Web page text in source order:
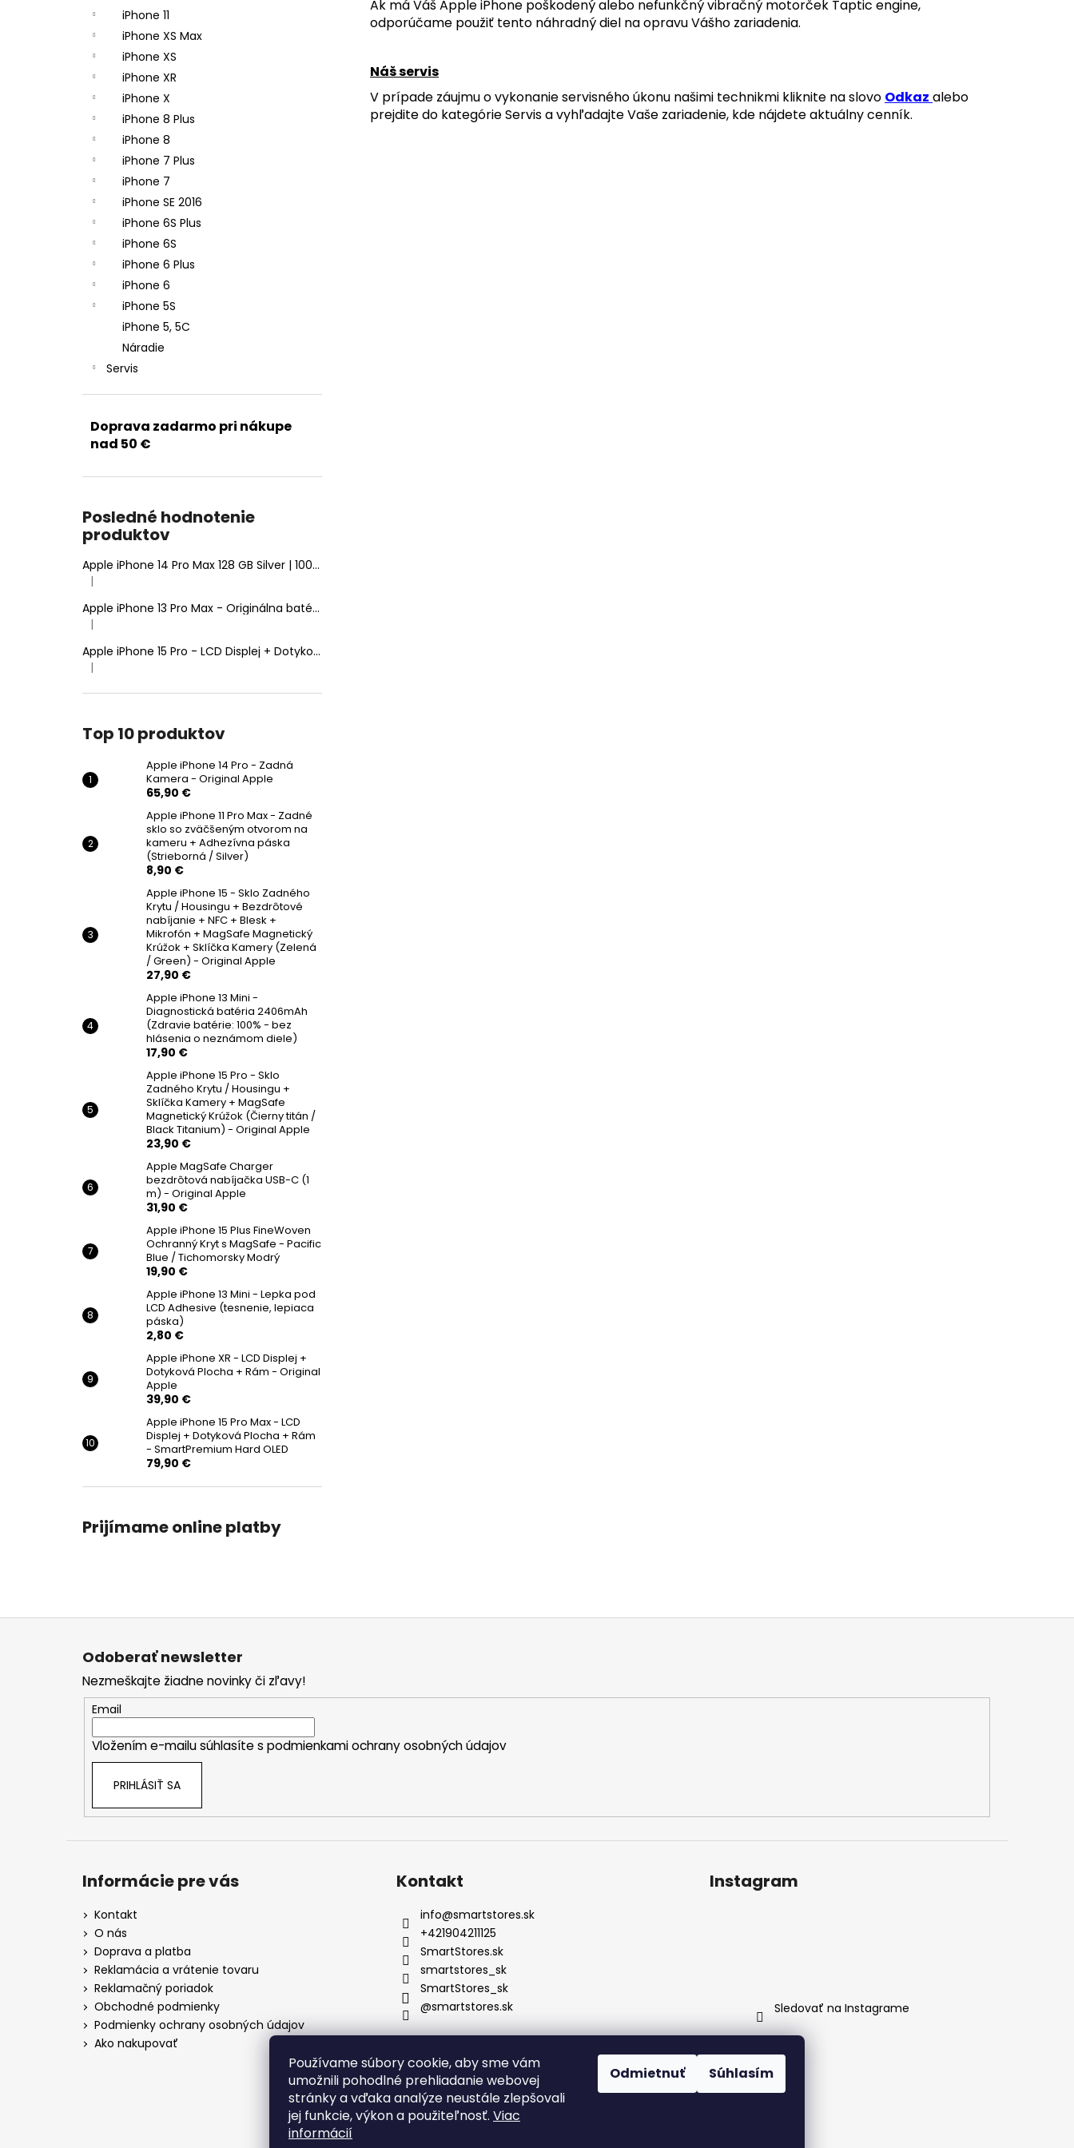
Používame súbory cookie, aby sme vám
umožnili pohodlné prehliadanie webovej
stránky a vďaka analýze neustále zlepšovali
jej funkcie, výkon a použiteľnosť. Viac
informácií
Odmietnuť Súhlasím
iPhone 11
iPhone XS Max
iPhone XS
iPhone XR
iPhone X
iPhone 8 Plus
iPhone 8
iPhone 7 Plus
iPhone 7
iPhone SE 2016
iPhone 6S Plus
iPhone 6S
iPhone 6 Plus
iPhone 6
iPhone 5S
iPhone 5, 5C
Náradie
Servis
Doprava zadarmo pri nákupe
nad 50 €
Posledné hodnotenie
produktov
Apple iPhone 14 Pro Max 128 GB Silver | 100% Zdravie batérie | Stav: A (Výborný)
Hodnotenie produktu je 5 z 5 hviezdičiek.
|
Apple iPhone 13 Pro Max - Originálna batéria 4352mAh (Zdravie batérie: 100% - bez hlásenia o neznámom diele)
Hodnotenie produktu je 5 z 5 hviezdičiek.
|
Apple iPhone 15 Pro - LCD Displej + Dotyková Plocha + Rám - SmartPremium Hard OLED
Hodnotenie produktu je 5 z 5 hviezdičiek.
|
Top 10 produktov
Apple iPhone 14 Pro - Zadná
Kamera - Original Apple
65,90 €
Apple iPhone 11 Pro Max - Zadné
sklo so zväčšeným otvorom na
kameru + Adhezívna páska
(Strieborná / Silver)
8,90 €
Apple iPhone 15 - Sklo Zadného
Krytu / Housingu + Bezdrôtové
nabíjanie + NFC + Blesk +
Mikrofón + MagSafe Magnetický
Krúžok + Sklíčka Kamery (Zelená
/ Green) - Original Apple
27,90 €
Apple iPhone 13 Mini -
Diagnostická batéria 2406mAh
(Zdravie batérie: 100% - bez
hlásenia o neznámom diele)
17,90 €
Apple iPhone 15 Pro - Sklo
Zadného Krytu / Housingu +
Sklíčka Kamery + MagSafe
Magnetický Krúžok (Čierny titán /
Black Titanium) - Original Apple
23,90 €
Apple MagSafe Charger
bezdrôtová nabíjačka USB-C (1
m) - Original Apple
31,90 €
Apple iPhone 15 Plus FineWoven
Ochranný Kryt s MagSafe - Pacific
Blue / Tichomorsky Modrý
19,90 €
Apple iPhone 13 Mini - Lepka pod
LCD Adhesive (tesnenie, lepiaca
páska)
2,80 €
Apple iPhone XR - LCD Displej +
Dotyková Plocha + Rám - Original
Apple
39,90 €
Apple iPhone 15 Pro Max - LCD
Displej + Dotyková Plocha + Rám
- SmartPremium Hard OLED
79,90 €
Prijímame online platby
Ak má Váš Apple iPhone poškodený alebo nefunkčný vibračný motorček Taptic engine,
odporúčame použiť tento náhradný diel na opravu Vášho zariadenia.
Náš servis
V prípade záujmu o vykonanie servisného úkonu našimi technikmi kliknite na slovo Odkaz alebo
prejdite do kategórie Servis a vyhľadajte Vaše zariadenie, kde nájdete aktuálny cenník.
Z
Odoberať newsletter
Nezmeškajte žiadne novinky či zľavy!
Email
Vložením e-mailu súhlasíte s podmienkami ochrany osobných údajov
PRIHLÁSIŤ SA
Informácie pre vás
Kontakt
O nás
Doprava a platba
Reklamácia a vrátenie tovaru
Reklamačný poriadok
Obchodné podmienky
Podmienky ochrany osobných údajov
Ako nakupovať
Kontakt
info@smartstores.sk
+421904211125
SmartStores.sk
smartstores_sk
SmartStores_sk
@smartstores.sk
Instagram
Sledovať na Instagrame